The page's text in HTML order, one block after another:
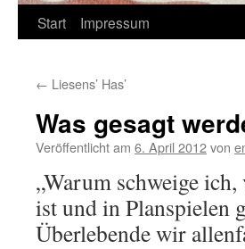
Start Impressum
← Liesens’ Has’
Was gesagt
Veröffentlicht am 6. April 2012von
„Warum schweige
ist und in Planspielen
Überlebende wir